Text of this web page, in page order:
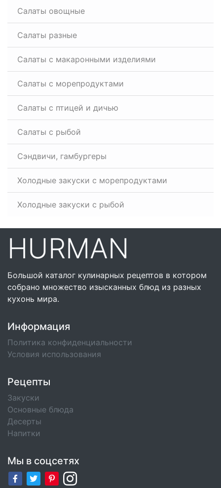
Салаты овощные
Салаты разные
Салаты с макаронными изделиями
Салаты с морепродуктами
Салаты с птицей и дичью
Салаты с рыбой
Сэндвичи, гамбургеры
Холодные закуски с морепродуктами
Холодные закуски с рыбой
HURMAN
Большой каталог кулинарных рецептов в котором
собрано множество изысканных блюд из разных
кухонь мира.
Информация
Политика конфиденциальности
Условия использования
Рецепты
Закуски
Основные блюда
Десерты
Напитки
Мы в соцсетях